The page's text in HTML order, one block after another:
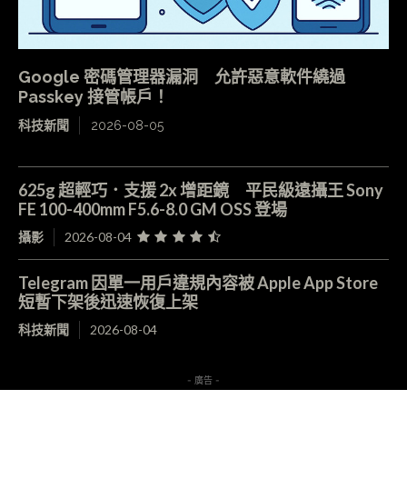
Google 密碼管理器漏洞 允許惡意軟件繞過
Passkey 接管帳戶！
科技新聞 2026-08-05
625g 超輕巧．支援 2x 增距鏡 平民級遠攝王 Sony
FE 100-400mm F5.6-8.0 GM OSS 登場
攝影 2026-08-04
Telegram 因單一用戶違規內容被 Apple App Store
短暫下架後迅速恢復上架
科技新聞 2026-08-04
- 廣告 -